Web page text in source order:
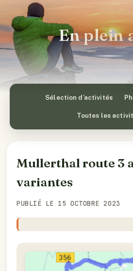
En plein
Sélection d’activités
Toutes les
Mullerthal route 3
variantes
PUBLIÉ LE 15 OCTOBRE 2023